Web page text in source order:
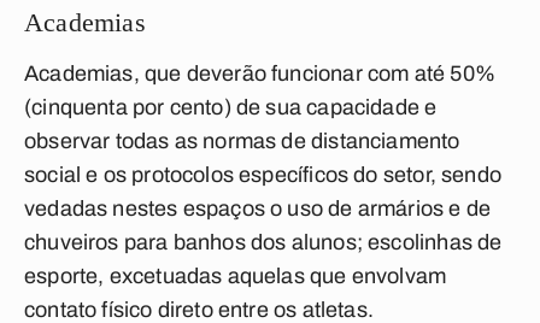
Academias
Academias, que deverão funcionar com até 50%
(cinquenta por cento) de sua capacidade e
observar todas as normas de distanciamento
social e os protocolos específicos do setor, sendo
vedadas nestes espaços o uso de armários e de
chuveiros para banhos dos alunos; escolinhas de
esporte, excetuadas aquelas que envolvam
contato físico direto entre os atletas.